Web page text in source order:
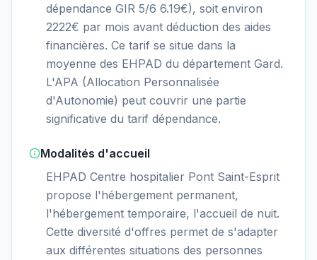
dépendance GIR 5/6 6.19€), soit environ
2222€ par mois avant déduction des aides
financières. Ce tarif se situe dans la
moyenne des EHPAD du département Gard.
L'APA (Allocation Personnalisée
d'Autonomie) peut couvrir une partie
significative du tarif dépendance.
Modalités d'accueil
EHPAD Centre hospitalier Pont Saint-Esprit
propose l'hébergement permanent,
l'hébergement temporaire, l'accueil de nuit.
Cette diversité d'offres permet de s'adapter
aux différentes situations des personnes